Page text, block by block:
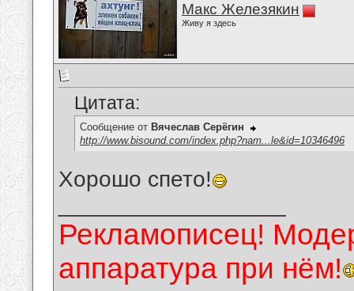
Макс Железякин
Живу я здесь
Цитата:
Сообщение от Вячеслав Серёгин
http://www.bisound.com/index.php?nam...le&id=10346496
Хорошо спето!
Рекламописец!
аппаратура при нём!